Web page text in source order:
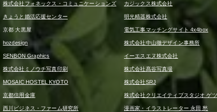
株式会社フォネックス・コミュニケーションズ カジックス株式会社
きょうと婚活応援センター 明光精器株式会社
京都 大黒屋 電気工事マッチングサイト 4x4box
hozdesign 株式会社中山徹デザイン事務所
SENBON Graphics イーエスエヌ株式会社
株式会社ミノウチ写真印刷 株式会社髙谷写真場
MOSAIC HOSTEL KYOTO 株式会社SRJ
京都信用金庫 株式会社クリエイティブスタジオ ゲ
西川ビジネス・ファーム研究所 漫画家・イラストレーター 永田 愁